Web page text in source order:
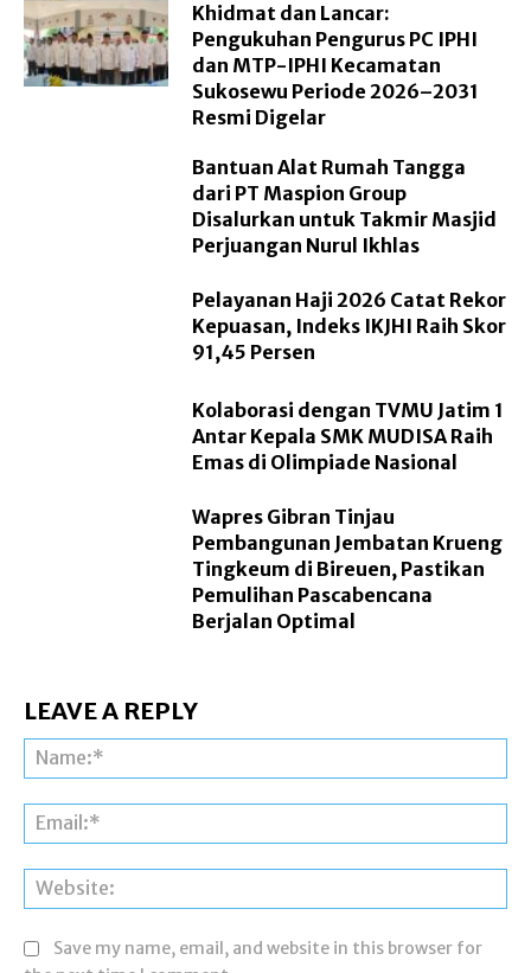
Khidmat dan Lancar:
Pengukuhan Pengurus PC IPHI
dan MTP-IPHI Kecamatan
Sukosewu Periode 2026–2031
Resmi Digelar
Bantuan Alat Rumah Tangga
dari PT Maspion Group
Disalurkan untuk Takmir Masjid
Perjuangan Nurul Ikhlas
Pelayanan Haji 2026 Catat Rekor
Kepuasan, Indeks IKJHI Raih Skor
91,45 Persen
Kolaborasi dengan TVMU Jatim 1
Antar Kepala SMK MUDISA Raih
Emas di Olimpiade Nasional
Wapres Gibran Tinjau
Pembangunan Jembatan Krueng
Tingkeum di Bireuen, Pastikan
Pemulihan Pascabencana
Berjalan Optimal
LEAVE A REPLY
Save my name, email, and website in this browser for